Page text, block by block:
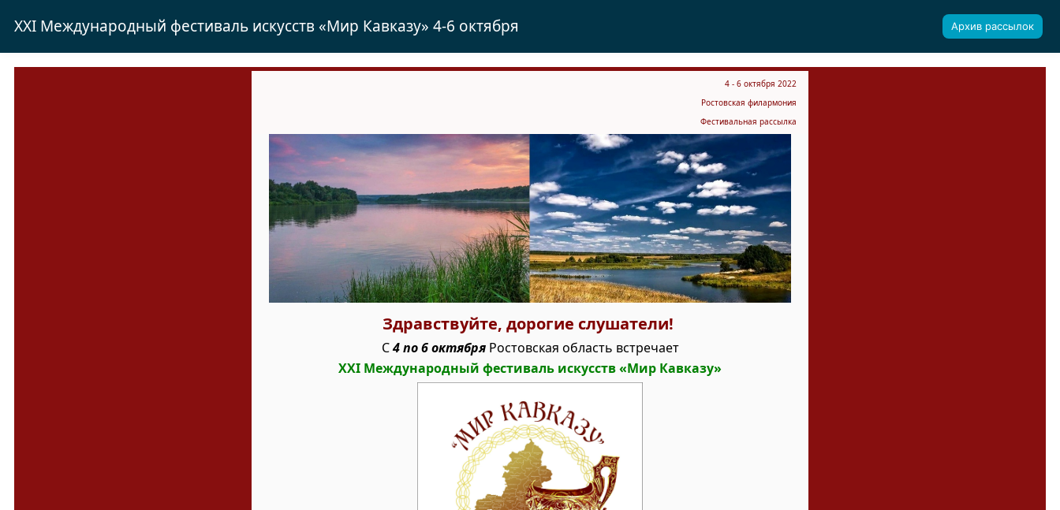
XXI Международный фестиваль искусств «Мир Кавказу» 4-6 октября Архив рассылок
4 - 6 октября 2022
Ростовская филармония
Фестивальная рассылка
Здравствуйте, дорогие слушатели!
С4 по 6 октябряРостовская область встречает
XXI Международный фестиваль искусств «Мир Кавказу»